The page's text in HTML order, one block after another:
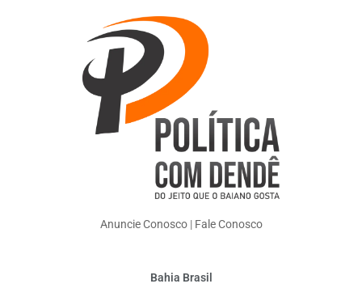
Anuncie Conosco| Fale Conosco
Bahia Brasil